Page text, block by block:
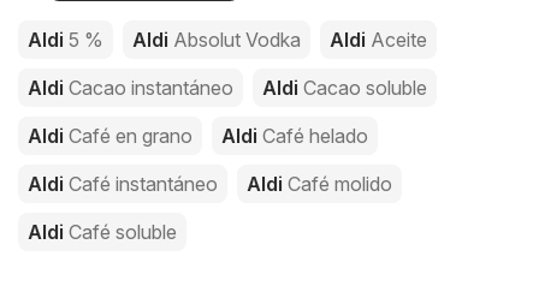
Aldi 5 % Aldi Absolut Vodka Aldi Aceite
Aldi Cacao instantáneo Aldi Cacao soluble
Aldi Café en grano Aldi Café helado
Aldi Café instantáneo Aldi Café molido
Aldi Café soluble